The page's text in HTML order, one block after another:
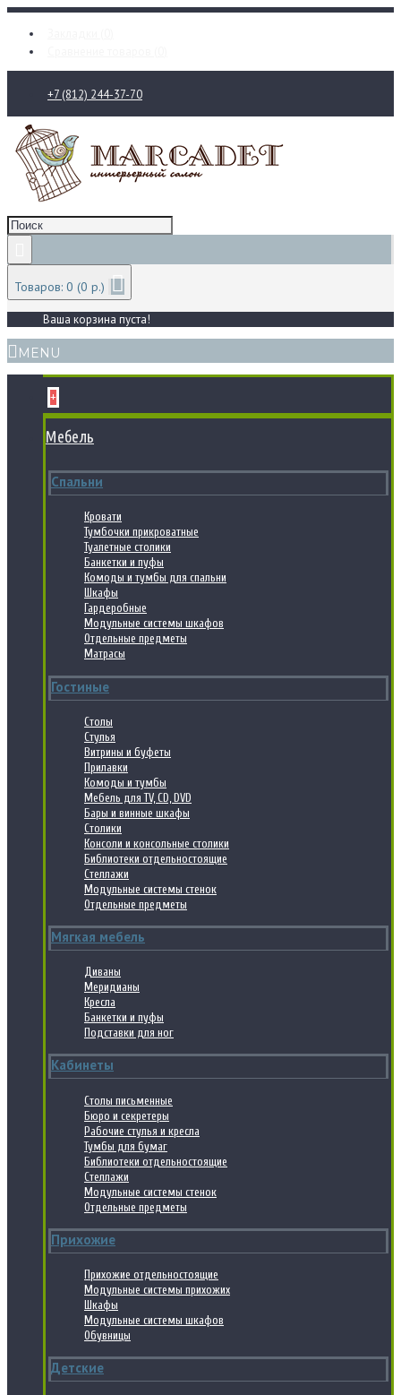
+7 (812) 244-37-70
Товаров: 0 (0 р.)
Ваша корзина пуста!
MENU
+
Мебель
Спальни
Кровати
Тумбочки прикроватные
Туалетные столики
Банкетки и пуфы
Комоды и тумбы для спальни
Шкафы
Гардеробные
Модульные системы шкафов
Отдельные предметы
Матрасы
Гостиные
Столы
Стулья
Витрины и буфеты
Прилавки
Комоды и тумбы
Мебель для TV, CD, DVD
Бары и винные шкафы
Столики
Консоли и консольные столики
Библиотеки отдельностоящие
Стеллажи
Модульные системы стенок
Отдельные предметы
Мягкая мебель
Диваны
Меридианы
Кресла
Банкетки и пуфы
Подставки для ног
Кабинеты
Столы письменные
Бюро и секретеры
Рабочие стулья и кресла
Тумбы для бумаг
Библиотеки отдельностоящие
Стеллажи
Модульные системы стенок
Отдельные предметы
Прихожие
Прихожие отдельностоящие
Модульные системы прихожих
Шкафы
Модульные системы шкафов
Обувницы
Детские